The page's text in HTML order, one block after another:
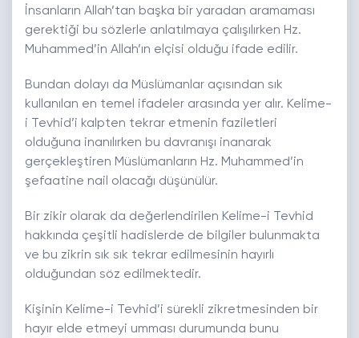
İnsanların Allah’tan başka bir yaradan aramaması
gerektiği bu sözlerle anlatılmaya çalışılırken Hz.
Muhammed’in Allah’ın elçisi olduğu ifade edilir.
Bundan dolayı da Müslümanlar açısından sık
kullanılan en temel ifadeler arasında yer alır. Kelime-
i Tevhid’i kalpten tekrar etmenin faziletleri
olduğuna inanılırken bu davranışı inanarak
gerçekleştiren Müslümanların Hz. Muhammed’in
şefaatine nail olacağı düşünülür.
Bir zikir olarak da değerlendirilen Kelime-i Tevhid
hakkında çeşitli hadislerde de bilgiler bulunmakta
ve bu zikrin sık sık tekrar edilmesinin hayırlı
olduğundan söz edilmektedir.
Kişinin Kelime-i Tevhid’i sürekli zikretmesinden bir
hayır elde etmeyi umması durumunda bunu